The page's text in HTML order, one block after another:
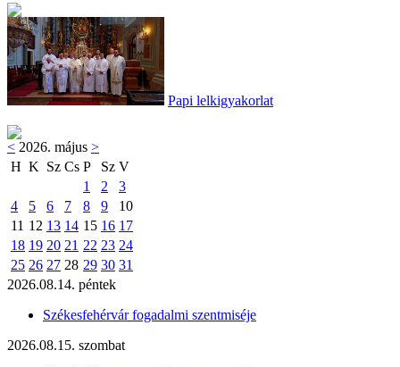
Papi lelkigyakorlat
< 2026. május >
H K Sz Cs P Sz V
1
2
3
4
5 6 7 8 9
10
11 12 13 14 15 16 17
18 19 20 21 22 23 24
25 26 27 28 29 30 31
2026.08.14. péntek
Székesfehérvár fogadalmi szentmiséje
2026.08.15. szombat